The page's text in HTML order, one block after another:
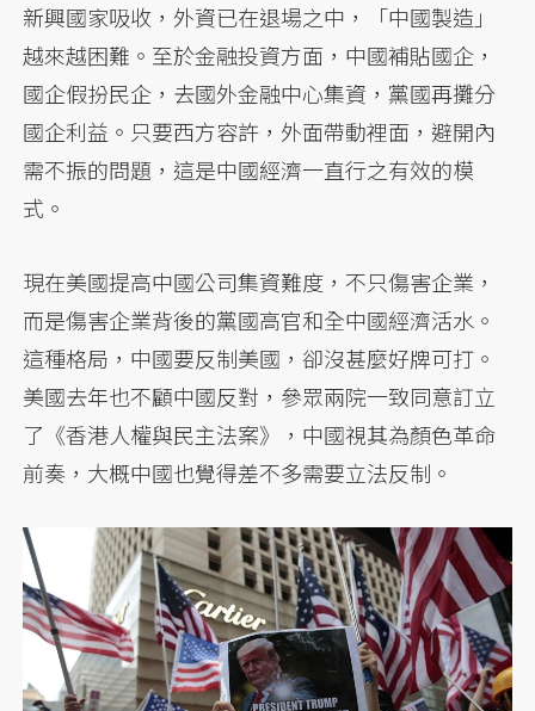
新興國家吸收，外資已在退場之中，「中國製造」
越來越困難。至於金融投資方面，中國補貼國企，
國企假扮民企，去國外金融中心集資，黨國再攤分
國企利益。只要西方容許，外面帶動裡面，避開內
需不振的問題，這是中國經濟一直行之有效的模
式。
現在美國提高中國公司集資難度，不只傷害企業，
而是傷害企業背後的黨國高官和全中國經濟活水。
這種格局，中國要反制美國，卻沒甚麼好牌可打。
美國去年也不顧中國反對，參眾兩院一致同意訂立
了《香港人權與民主法案》，中國視其為顏色革命
前奏，大概中國也覺得差不多需要立法反制。